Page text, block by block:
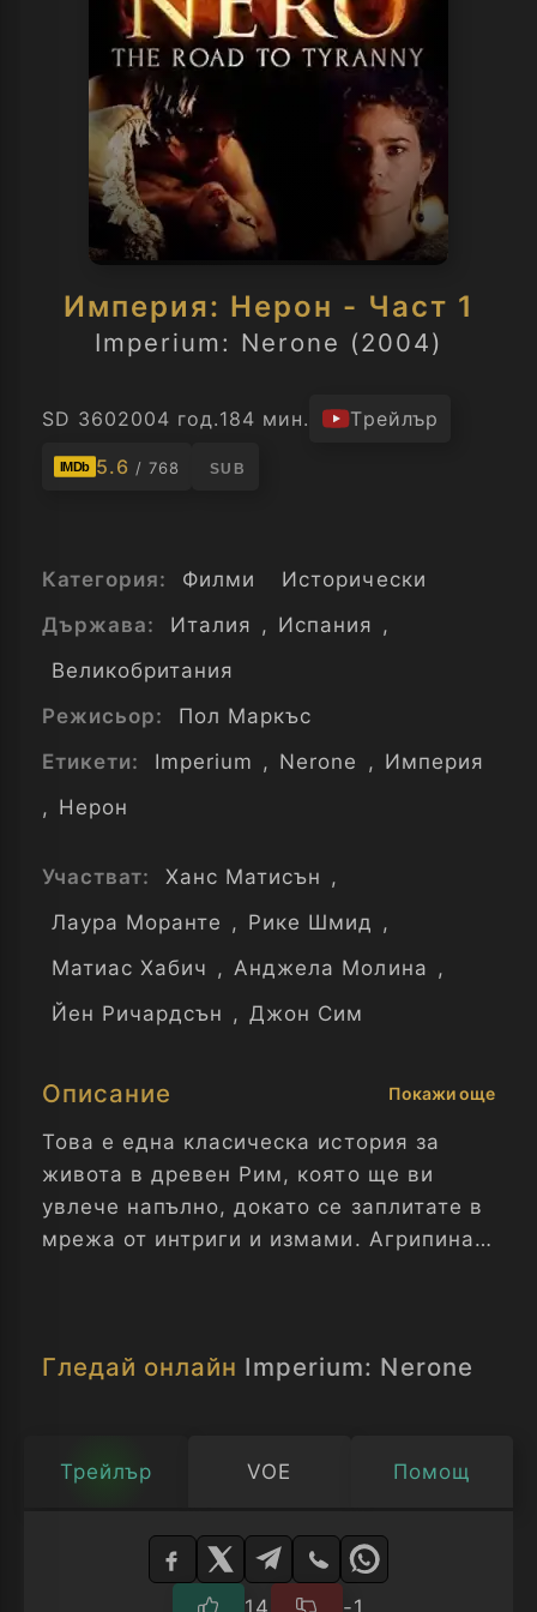
Империя: Нерон - Част 1
Imperium: Nerone (2004)
SD 3602004 год.184 мин. Трейлър
IMDb 5.6 / 768 SUB
Категория: Филми
Исторически
Държава:
Италия , Испания ,
Великобритания
Режисьор:
Пол Маркъс
Етикети:
Imperium , Nerone , Империя
, Нерон
Участват: Ханс Матисън ,
Лаура Моранте , Рике Шмид ,
Матиас Хабич , Анджела Молина ,
Йен Ричардсън , Джон Сим
Описание Покажи още
Това е една класическа история за
живота в древен Рим, която ще ви
увлече напълно, докато се заплитате в
мрежа от интриги и измами. Агрипина,
Енобарбус е бащата на момчето, а
разкрит, бащата на Нерон е убит,
остров, а Нерон трябва да бъде
отгледан от леля си Домиция.
Гледай онлайн Imperium: Nerone
Трейлър VOE Помощ
Изберете
14 -1